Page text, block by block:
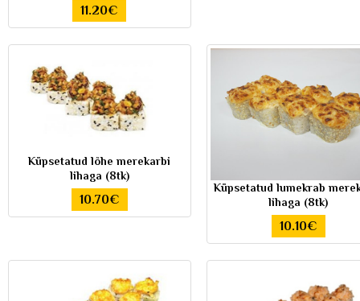
11.20€
Küpsetatud lõhe merekarbi
lihaga (8tk)
10.70€
Küpsetatud lumekrab
lihaga (8tk)
10.10€